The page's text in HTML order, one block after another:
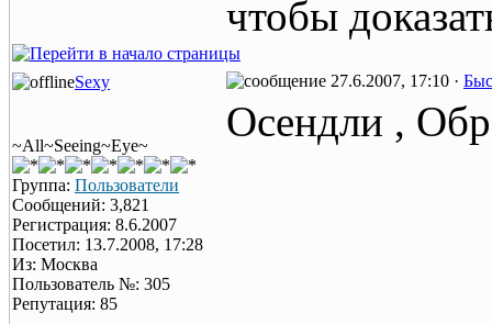
чтобы
Sexy 27.6.2007, 17:10 ·
~All~Seeing~Eye~
Группа: Пользователи
Сообщений: 3,821
Регистрация: 8.6.2007
Посетил: 13.7.2008, 17:28
Из: Москва
Пользователь №: 305
Репутация: 85
Осендли ,